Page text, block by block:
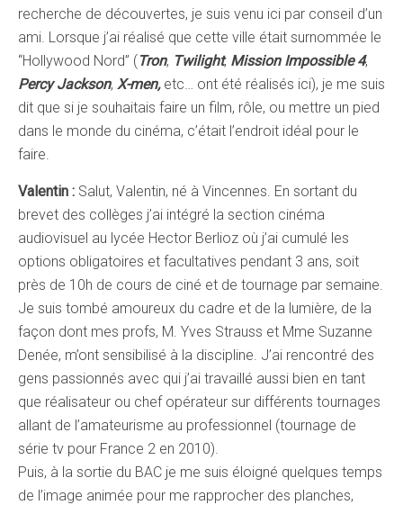
recherche de découvertes, je suis venu ici par conseil d’un
ami. Lorsque j’ai réalisé que cette ville était surnommée le
“Hollywood Nord” (Tron, Twilight, Mission Impossible 4,
Percy Jackson, X-men, etc… ont été réalisés ici), je me suis
dit que si je souhaitais faire un film, rôle, ou mettre un pied
dans le monde du cinéma, c’était l’endroit idéal pour le
faire.
Valentin : Salut, Valentin, né à Vincennes. En sortant du
brevet des collèges j’ai intégré la section cinéma
audiovisuel au lycée Hector Berlioz où j’ai cumulé les
options obligatoires et facultatives pendant 3 ans, soit
près de 10h de cours de ciné et de tournage par semaine.
Je suis tombé amoureux du cadre et de la lumière, de la
façon dont mes profs, M. Yves Strauss et Mme Suzanne
Denée, m’ont sensibilisé à la discipline. J’ai rencontré des
gens passionnés avec qui j’ai travaillé aussi bien en tant
que réalisateur ou chef opérateur sur différents tournages
allant de l’amateurisme au professionnel (tournage de
série tv pour France 2 en 2010).
Puis, à la sortie du BAC je me suis éloigné quelques temps
de l’image animée pour me rapprocher des planches,